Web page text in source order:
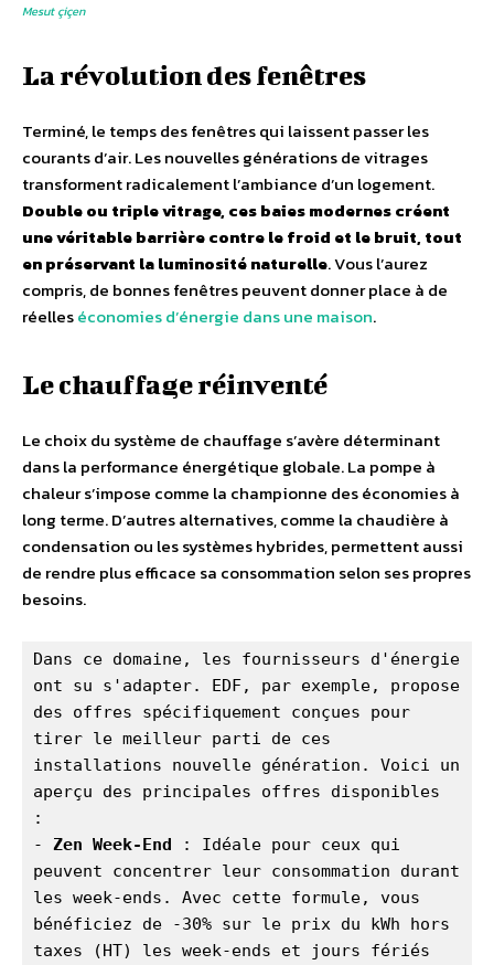
Mesut çiçen
La révolution des fenêtres
Terminé, le temps des fenêtres qui laissent passer les
courants d’air. Les nouvelles générations de vitrages
transforment radicalement l’ambiance d’un logement.
Double ou triple vitrage, ces baies modernes créent
une véritable barrière contre le froid et le bruit, tout
en préservant la luminosité naturelle. Vous l’aurez
compris, de bonnes fenêtres peuvent donner place à de
réelleséconomies d’énergie dans une maison.
Le chauffage réinventé
Le choix du système de chauffage s’avère déterminant
dans la performance énergétique globale. La pompe à
chaleur s’impose comme la championne des économies à
long terme. D’autres alternatives, comme la chaudière à
condensation ou les systèmes hybrides, permettent aussi
de rendre plus efficace sa consommation selon ses propres
besoins.
Dans ce domaine, les fournisseurs d'énergie
ont su s'adapter. EDF, par exemple, propose
des offres spécifiquement conçues pour
tirer le meilleur parti de ces
installations nouvelle génération. Voici un
aperçu des principales offres disponibles
:
- Zen Week-End : Idéale pour ceux qui
peuvent concentrer leur consommation durant
les week-ends. Avec cette formule, vous
bénéficiez de -30% sur le prix du kWh hors
taxes (HT) les week-ends et jours fériés